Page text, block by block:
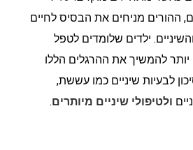
ההורים מניחים את הבסיס לחיים
ילדים שלומדים לטפל
להמשיך את ההרגלים הללו
לבעיות שיניים כמו עששת,
ולטיפולי שיניים מיותרים.